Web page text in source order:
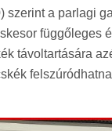
szerint a parlagi
függőleges
távoltartására